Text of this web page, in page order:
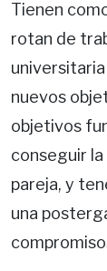
Tienen
rotan de
nuevos
objetivos
conseguir
pareja, y
una